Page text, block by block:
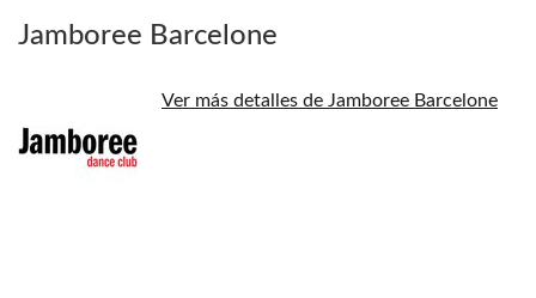
Jamboree Barcelone
Ver más detalles de Jamboree Barcelone